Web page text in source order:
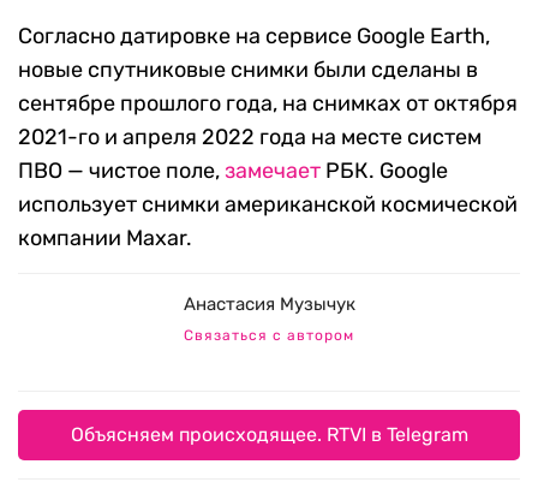
Согласно датировке на сервисе Google Earth,
новые спутниковые снимки были сделаны в
сентябре прошлого года, на снимках от октября
2021-го и апреля 2022 года на месте систем
ПВО — чистое поле,замечает РБК. Google
использует снимки американской космической
компании Maxar.
Анастасия Музычук
Связаться с автором
Объясняем происходящее. RTVI в Telegram